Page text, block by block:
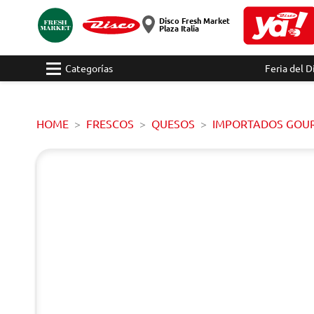
Disco Fresh Market
Plaza Italia
Categorías Feria del
HOME FRESCOS QUESOS IMPORTADOS